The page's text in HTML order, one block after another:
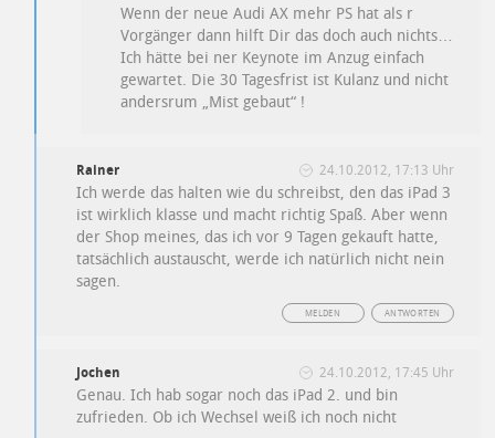
Wenn der neue Audi AX mehr PS hat als r
Vorgänger dann hilft Dir das doch auch nichts…
Ich hätte bei ner Keynote im Anzug einfach
gewartet. Die 30 Tagesfrist ist Kulanz und nicht
andersrum „Mist gebaut“ !
Rainer 24.10.2012, 17:13 Uhr
Ich werde das halten wie du schreibst, den das iPad 3
ist wirklich klasse und macht richtig Spaß. Aber wenn
der Shop meines, das ich vor 9 Tagen gekauft hatte,
tatsächlich austauscht, werde ich natürlich nicht nein
sagen.
ANTWORTEN
MELDEN
Jochen 24.10.2012, 17:45 Uhr
Genau. Ich hab sogar noch das iPad 2. und bin
zufrieden. Ob ich Wechsel weiß ich noch nicht